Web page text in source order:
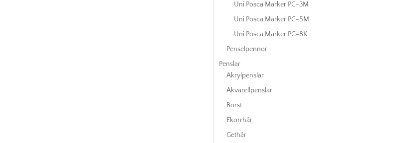
Uni Posca Marker PC-3M
Uni Posca Marker PC-5M
Uni Posca Marker PC-8K
Penselpennor
Penslar
Akrylpenslar
Akvarellpenslar
Borst
Ekorrhår
Gethår